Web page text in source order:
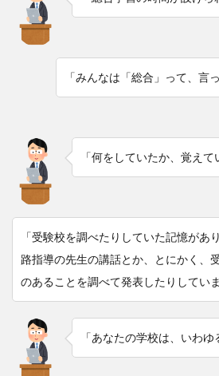
「みんなは「総合」って、言
「何をしていたか、覚えて
「受験校を調べたりしていた記憶があ
路指導の先生の講話とか、とにかく、
のあることを調べて発表したりしていま
「あなたの学校は、いわゆ